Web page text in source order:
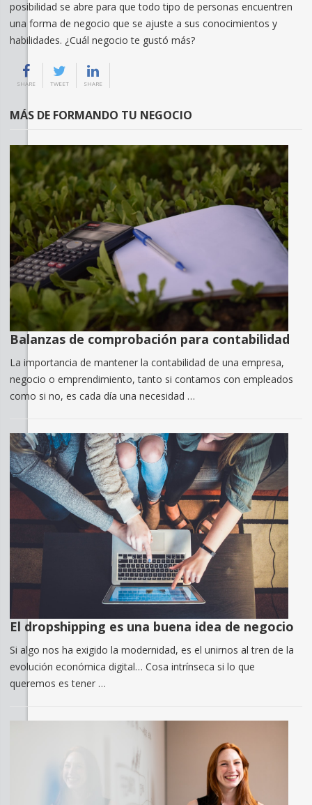
posibilidad se abre para que todo tipo de personas encuentren
una forma de negocio que se ajuste a sus conocimientos y
habilidades. ¿Cuál negocio te gustó más?
SHARE TWEET SHARE
MÁS DE FORMANDO TU NEGOCIO
Balanzas de comprobación para contabilidad
La importancia de mantener la contabilidad de una empresa,
negocio o emprendimiento, tanto si contamos con empleados
como si no, es cada día una necesidad …
El dropshipping es una buena idea de negocio
Si algo nos ha exigido la modernidad, es el unirnos al tren de la
evolución económica digital… Cosa intrínseca si lo que
queremos es tener …